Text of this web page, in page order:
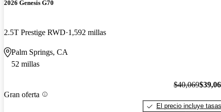
2026 Genesis G70
2.5T Prestige RWD 1,592 millas
Palm Springs, CA
52 millas
Gran oferta
$40,069
El precio incluye tasas